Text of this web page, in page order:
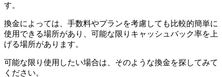
す。
換金によっては、手数料やプランを考慮しても比較的簡単に
使用できる場所があり、可能な限りキャッシュバック率を上
げる場所があります。
可能な限り使用したい場合は、そのような換金を探してみて
ください。